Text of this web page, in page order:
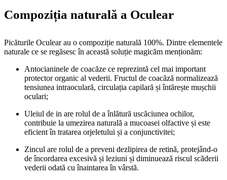
Compoziția naturală a Oculear
Picăturile Oculear au o compoziție naturală 100%. Dintre elementele
naturale ce se regăsesc în această soluție magicăm menționăm:
Antocianinele de coacăze ce reprezintă cel mai important
protector organic al vederii. Fructul de coacăză normalizează
tensiunea intraoculară, circulația capilară și întărește mușchii
oculari;
Uleiul de in are rolul de a înlătură uscăciunea ochilor,
contribuie la umezirea naturală a mucoasei olfactive și este
eficient în tratarea orjeletului și a conjunctivitei;
Zincul are rolul de a preveni dezlipirea de retină, protejând-o
de încordarea excesivă și leziuni și diminuează riscul scăderii
vederii odată cu înaintarea în vârstă.